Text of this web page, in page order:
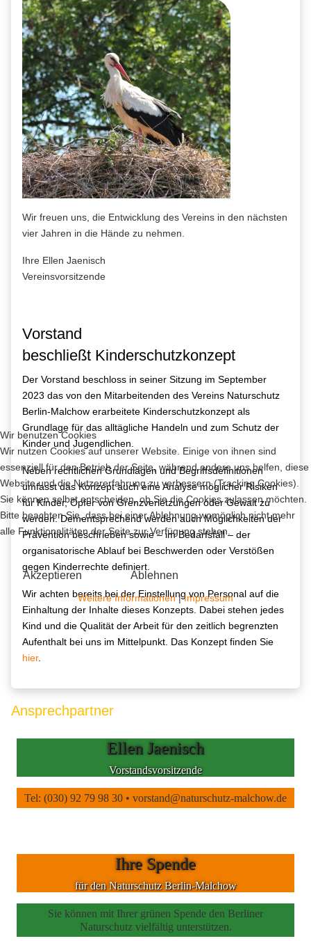
Wir freuen uns, die Entwicklung des Vereins in den nächsten
vier Jahren in die Hände zu nehmen.
Ihre Ellen Jaenisch
Vereinsvorsitzende
Vorstand
beschließt Kinderschutzkonzept
Der Vorstand beschloss in seiner Sitzung im September
2023 das von den Mitarbeitenden des Vereins Naturschutz
Berlin-Malchow erarbeitete Kinderschutzkonzept als
Grundlage für das alltägliche Handeln und zum Schutz der
Kinder und Jugendlichen.
Neben rechtlichen Grundlagen und Begriffsdefinitionen
umfasst das Konzept auch eine Analyse möglicher Risiken
für Kinder, Opfer von Grenzverletzungen oder Gewalt zu
werden. Dementsprechend werden auch Möglichkeiten der
Prävention beschrieben sowie – im Bedarfsfall – der
organisatorische Ablauf bei Beschwerden oder Verstößen
gegen Kinderrechte definiert.
Wir achten bereits bei der Einstellung von Personal auf die
Einhaltung der Inhalte dieses Konzepts. Dabei stehen jedes
Kind und die Qualität der Arbeit für den zeitlich begrenzten
Aufenthalt bei uns im Mittelpunkt. Das Konzept finden Sie
hier.
Ansprechpartner
Ellen Jaenisch
Vorstandsvorsitzende
Tel: (030) 92 79 98 30 • vorstand@naturschutz-malchow.de
Ihre Spende
für den Naturschutz Berlin-Malchow
Sie können mit Ihrer grünen Spende den Berliner
Naturschutz vielfältig unterstützen.
Wir benutzen Cookies
Wir nutzen Cookies auf unserer Website. Einige von ihnen sind
essenziell für den Betrieb der Seite, während andere uns helfen, diese
Website und die Nutzererfahrung zu verbessern (Tracking Cookies).
Sie können selbst entscheiden, ob Sie die Cookies zulassen möchten.
Bitte beachten Sie, dass bei einer Ablehnung womöglich nicht mehr
alle Funktionalitäten der Seite zur Verfügung stehen.
Akzeptieren Ablehnen
Weitere Informationen|Impressum